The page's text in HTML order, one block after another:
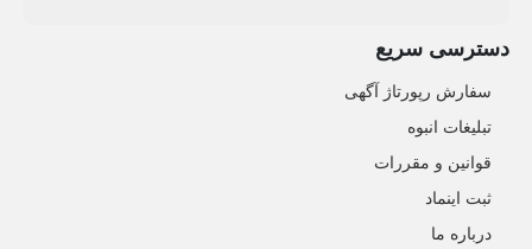
دسترسی سریع
سفارش رپورتاژ آگهی
تبلیغات انبوه
قوانین و مقررات
ثبت اینماد
درباره ما